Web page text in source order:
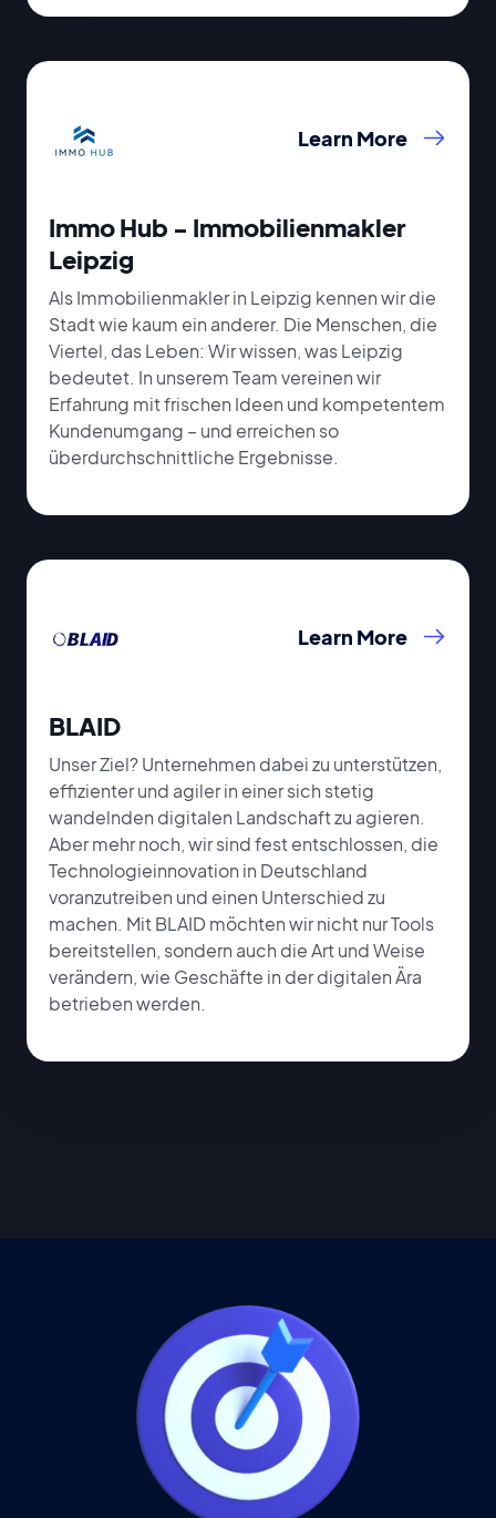
Learn More
Immo Hub - Immobilienmakler
Leipzig
Als Immobilienmakler in Leipzig kennen wir die
Stadt wie kaum ein anderer. Die Menschen, die
Viertel, das Leben: Wir wissen, was Leipzig
bedeutet. In unserem Team vereinen wir
Erfahrung mit frischen Ideen und kompetentem
Kundenumgang – und erreichen so
überdurchschnittliche Ergebnisse.
Learn More
BLAID
Unser Ziel? Unternehmen dabei zu unterstützen,
effizienter und agiler in einer sich stetig
wandelnden digitalen Landschaft zu agieren.
Aber mehr noch, wir sind fest entschlossen, die
Technologieinnovation in Deutschland
voranzutreiben und einen Unterschied zu
machen. Mit BLAID möchten wir nicht nur Tools
bereitstellen, sondern auch die Art und Weise
verändern, wie Geschäfte in der digitalen Ära
betrieben werden.